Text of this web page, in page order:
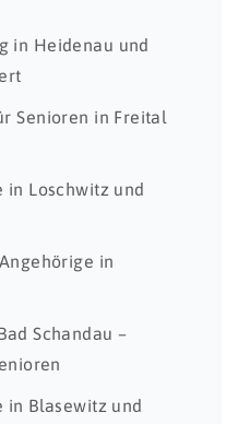
in Heidenau und
Senioren in Freital
in Loschwitz und
in
Schandau –
in Blasewitz und